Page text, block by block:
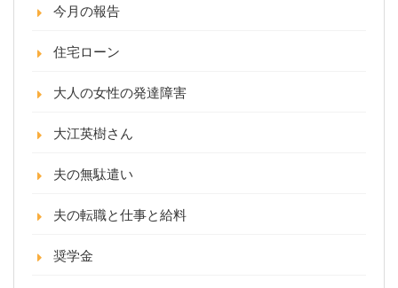
今月の報告
住宅ローン
大人の女性の発達障害
大江英樹さん
夫の無駄遣い
夫の転職と仕事と給料
奨学金